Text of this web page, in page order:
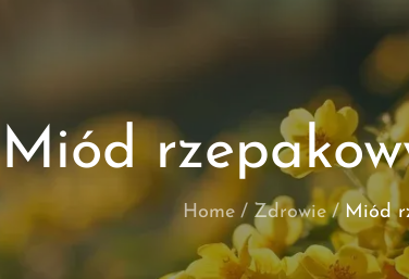
Miód
Home Zdrowie Miód